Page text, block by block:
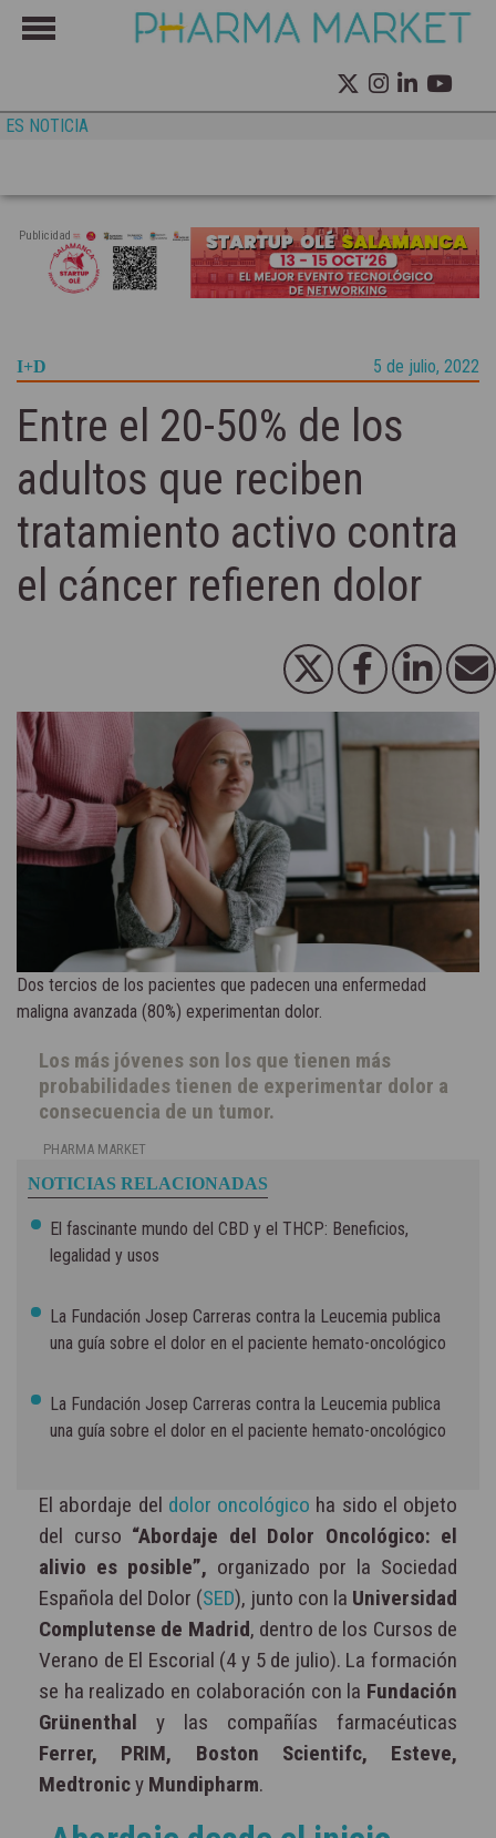
ES NOTICIA
Publicidad
I+D 5 de julio, 2022
Entre el 20-50% de los
adultos que reciben
tratamiento activo contra
el cáncer refieren dolor
Dos tercios de los pacientes que padecen una enfermedad
maligna avanzada (80%) experimentan dolor.
Los más jóvenes son los que tienen más
probabilidades tienen de experimentar dolor a
consecuencia de un tumor.
PHARMA MARKET
NOTICIAS RELACIONADAS
El fascinante mundo del CBD y el THCP: Beneficios,
legalidad y usos
La Fundación Josep Carreras contra la Leucemia publica
una guía sobre el dolor en el paciente hemato-oncológico
La Fundación Josep Carreras contra la Leucemia publica
una guía sobre el dolor en el paciente hemato-oncológico
El abordaje del dolor oncológico ha sido el objeto
del curso “Abordaje del Dolor Oncológico: el
alivio es posible”, organizado por la Sociedad
Española del Dolor (SED), junto con la Universidad
Complutense de Madrid, dentro de los Cursos de
Verano de El Escorial (4 y 5 de julio). La formación
se ha realizado en colaboración con la Fundación
Grünenthal y las compañías farmacéuticas
Ferrer, PRIM, Boston Scientifc, Esteve,
Medtronicy Mundipharm.